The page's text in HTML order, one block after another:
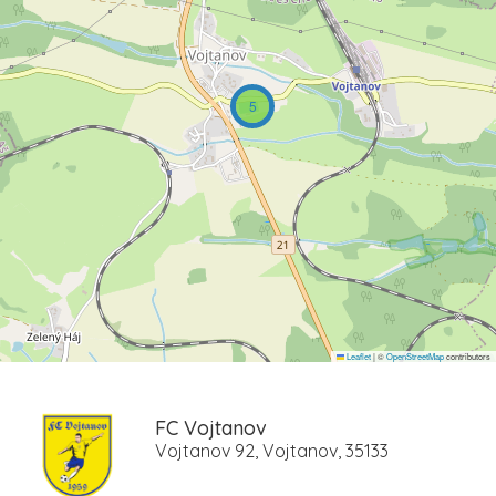
5
Leaflet|©OpenStreetMapcontributors
FC Vojtanov
Vojtanov 92, Vojtanov, 35133